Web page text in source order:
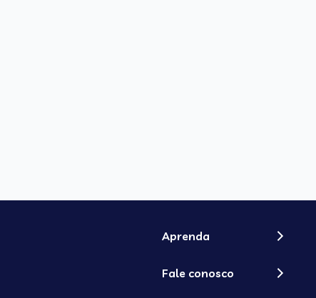
Aprenda
Fale conosco